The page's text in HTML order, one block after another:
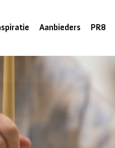
Aanbieders PR8